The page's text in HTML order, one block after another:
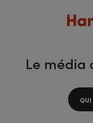
Le média
QUI